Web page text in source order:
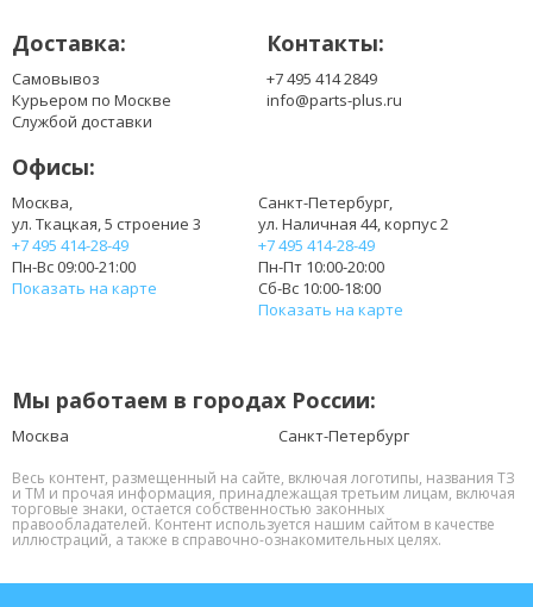
BT.00407.001
BT.00803.014
BT.00803.017
BT.T5003.0001
BT.T5003.001
BT.T5003.002
BT.T5005.0001
BT.T5005.0002
BT.T5007.002
BTP-03003
CGR-B/6F9
CGR-B6F9
CGR-B423AE
Доставка:
Самовывоз
Курьером по Москве
Службой доставки
Контакты:
+7 495 414 2849
info@parts-plus.ru
Офисы:
Москва,
ул. Ткацкая, 5 строение 3
+7 495 414-28-49
Пн-Вс 09:00-21:00
Показать на карте
Санкт-Петербург,
ул. Наличная 44, корпус 2
+7 495 414-28-49
Пн-Пт 10:00-20:00
Сб-Вс 10:00-18:00
Показать на карте
Мы работаем в городах России:
Москва Санкт-Петербург
Весь контент, размещенный на сайте, включая логотипы, названия ТЗ
и ТМ и прочая информация, принадлежащая третьим лицам, включая
торговые знаки, остается собственностью законных
правообладателей. Контент используется нашим сайтом в качестве
иллюстраций, а также в справочно-ознакомительных целях.